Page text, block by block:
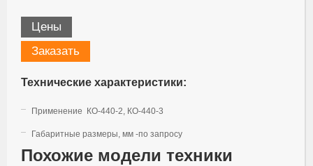
Цены
Заказать
Технические характеристики:
Применение КО-440-2, КО-440-3
Габаритные размеры, мм -по запросу
Похожие модели техники